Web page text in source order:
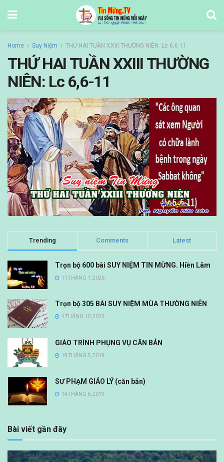
Home Suy Niệm THỨ HAI TUẦN XXIII THƯỜNG NIÊN: Lc 6,6-11
THỨ HAI TUẦN XXIII THƯỜNG
NIÊN: Lc 6,6-11
Trending Comments Latest
Trọn bộ 600 bài SUY NIỆM TIN MỪNG. Hiền Lâm
11 THÁNG 1, 2026
Trọn bộ 305 BÀI SUY NIỆM MÙA THƯỜNG NIÊN
4 THÁNG 10, 2025
GIÁO TRÌNH PHỤNG VỤ CĂN BẢN
19 THÁNG 5, 2019
SƯ PHẠM GIÁO LÝ (căn bản)
14 THÁNG 6, 2019
Bài viết gần đây